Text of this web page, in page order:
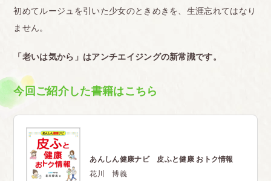
初めてルージュを引いた少女のときめきを、生涯忘れてはなり
ません。
「老いは気から」はアンチエイジングの新常識です。
今回ご紹介した書籍はこちら
あんしん健康ナビ 皮ふと健康 おトク情報
花川 博義